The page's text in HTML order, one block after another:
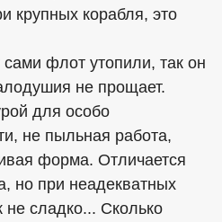
крупных корабля, это
флот утопили, так он
не прощает.
для особо
не пыльная работа,
форма. Отличается
но при неадекватных
не сладко... Сколько